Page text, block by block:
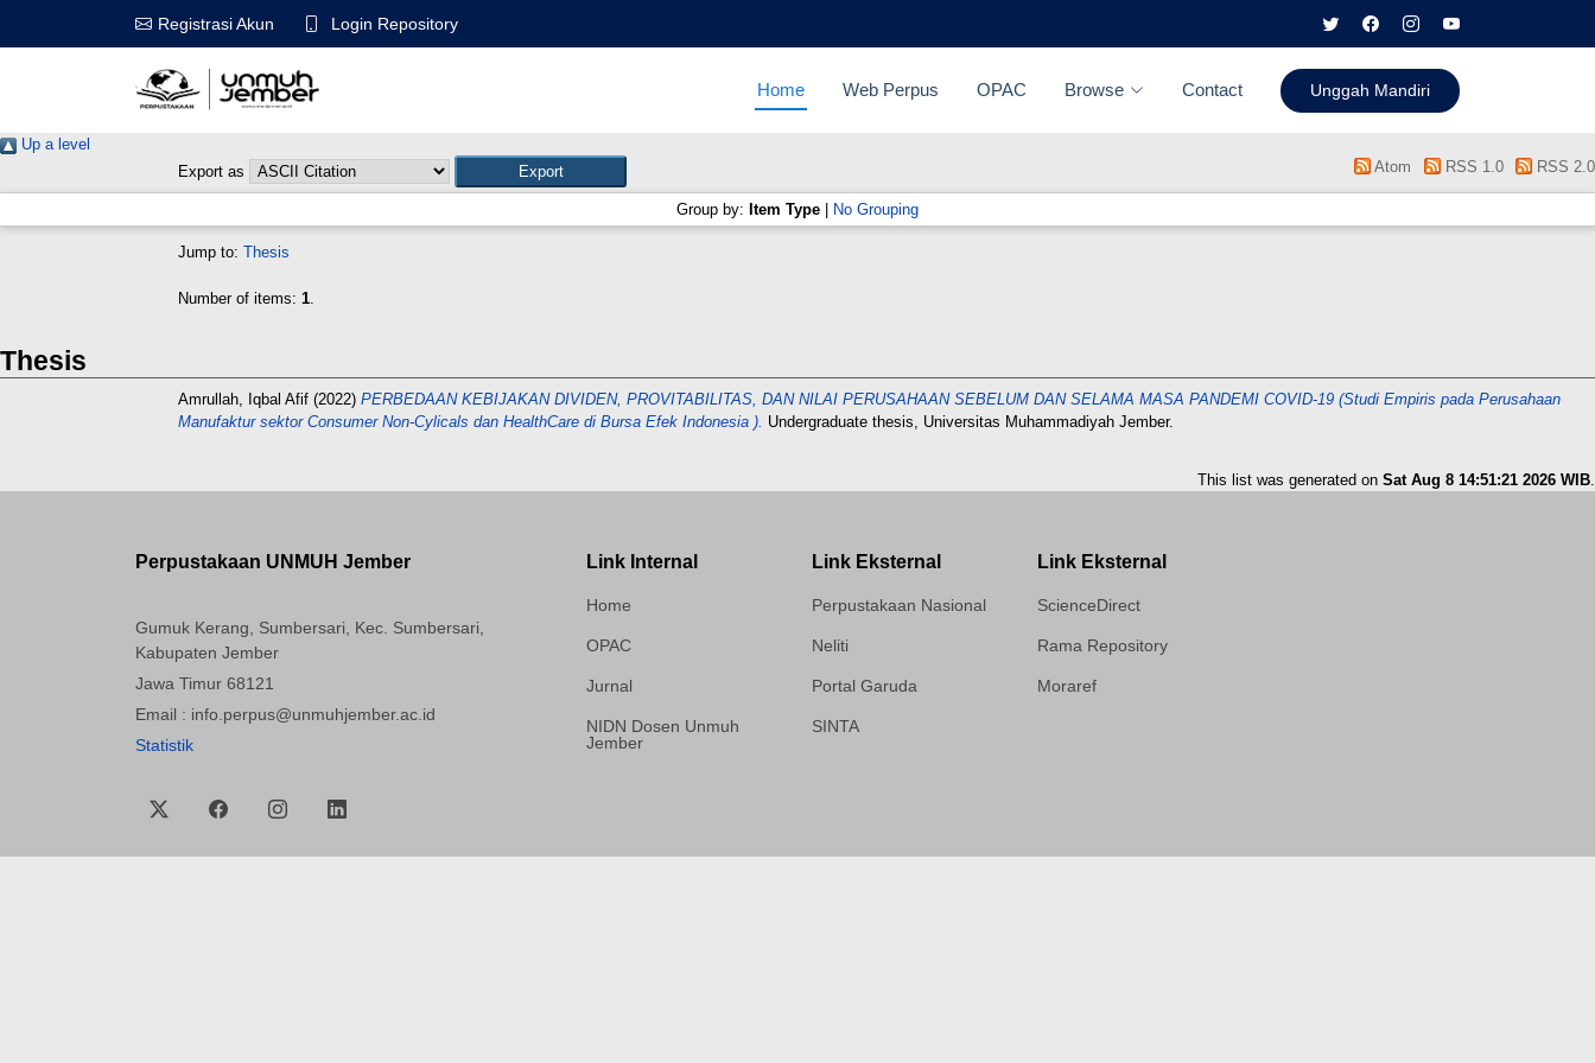
Registrasi Akun Login Repository
Home Web Perpus OPAC Browse Contact Unggah Mandiri
Up a level
Export as
Atom RSS 1.0 RSS 2.0
Group by: Item Type No Grouping
Jump to: Thesis
Number of items: 1.
Thesis
Amrullah, Iqbal Afif (2022) PERBEDAAN KEBIJAKAN DIVIDEN, PROVITABILITAS, DAN NILAI PERUSAHAAN SEBELUM DAN SELAMA MASA PANDEMI COVID-19 (Studi Empiris pada Perusahaan
Manufaktur sektor Consumer Non-Cylicals dan HealthCare di Bursa Efek Indonesia ). Undergraduate thesis, Universitas Muhammadiyah Jember.
This list was generated on Sat Aug 8 14:51:21 2026 WIB.
Perpustakaan UNMUH Jember
Gumuk Kerang, Sumbersari, Kec. Sumbersari,
Kabupaten Jember
Jawa Timur 68121
Email : info.perpus@unmuhjember.ac.id
Statistik
Link Internal
Home
OPAC
Jurnal
NIDN Dosen Unmuh
Jember
Link Eksternal
Perpustakaan Nasional
Neliti
Portal Garuda
SINTA
Link Eksternal
ScienceDirect
Rama Repository
Moraref